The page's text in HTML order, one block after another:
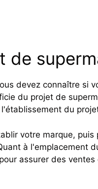
de
devez connaître si
du projet de
du
votre marque, puis
à l'emplacement
assurer des